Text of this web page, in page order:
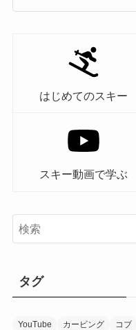
はじめてのスキー
スキー動画で学ぶ
タグ
YouTube カービング コブ